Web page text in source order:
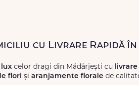
cu Livrare Rapidă
celor dragi din Mădârjești cu
flori și aranjamente florale de